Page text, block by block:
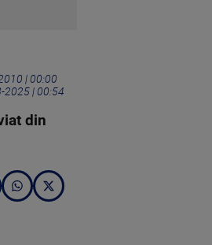
| 00:00
2025 | 00:54
din